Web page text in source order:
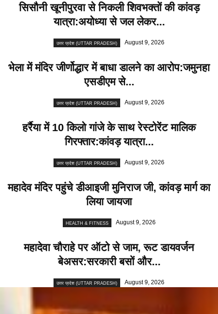
सिसौनी खूनीपुरवा से निकली शिवभक्तों की कांवड़
यात्रा:अयोध्या से जल लेकर...
उत्तर प्रदेश (UTTAR PRADESH) August 9, 2026
भेला में मंदिर जीर्णोद्धार में बाधा डालने का आरोप:जमुनहा
एसडीएम से...
उत्तर प्रदेश (UTTAR PRADESH) August 9, 2026
हर्रैया में 10 किलो गांजे के साथ रेस्टोरेंट मालिक
गिरफ्तार:कांवड़ यात्रा...
उत्तर प्रदेश (UTTAR PRADESH) August 9, 2026
महादेव मंदिर पहुंचे डीआइजी मुनिराज जी, कांवड़ मार्ग का
लिया जायजा
HEALTH & FITNESS August 9, 2026
महादेवा चौराहे पर ऑटो से जाम, रूट डायवर्जन
बेअसर:सरकारी बसों और...
उत्तर प्रदेश (UTTAR PRADESH) August 9, 2026